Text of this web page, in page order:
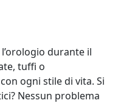
durante il
tuffi o
ogni stile di vita. Si
Nessun problema